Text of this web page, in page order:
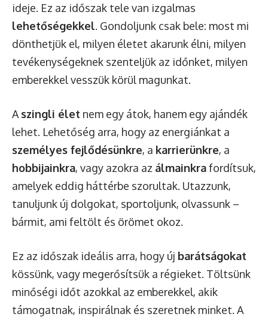
ideje. Ez az időszak tele van izgalmas
lehetőségekkel. Gondoljunk csak bele: most mi
dönthetjük el, milyen életet akarunk élni, milyen
tevékenységeknek szenteljük az időnket, milyen
emberekkel vesszük körül magunkat.
A szingli élet nem egy átok, hanem egy ajándék
lehet. Lehetőség arra, hogy az energiánkat a
személyes fejlődésünkre, a karrierünkre, a
hobbijainkra, vagy azokra az álmainkrafordítsuk,
amelyek eddig háttérbe szorultak. Utazzunk,
tanuljunk új dolgokat, sportoljunk, olvassunk –
bármit, ami feltölt és örömet okoz.
Ez az időszak ideális arra, hogy új barátságokat
kössünk, vagy megerősítsük a régieket. Töltsünk
minőségi időt azokkal az emberekkel, akik
támogatnak, inspirálnak és szeretnek minket. A